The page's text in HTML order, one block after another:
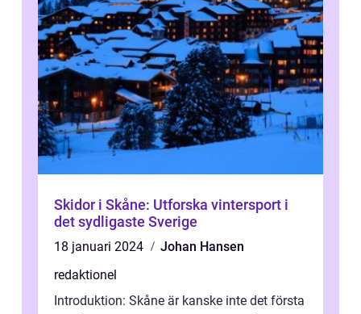
Skidor i Skåne: Utforska vintersport i
det sydligaste Sverige
18 januari 2024
Johan Hansen
redaktionel
Introduktion: Skåne är kanske inte det första